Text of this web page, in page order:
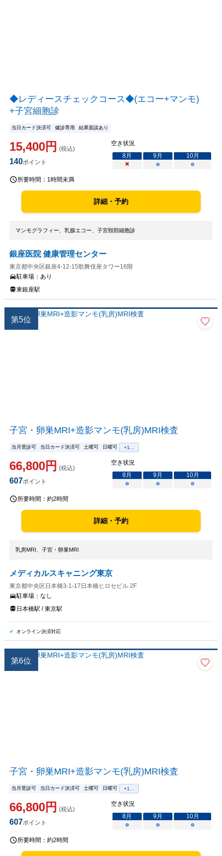
◆レディースチェックコース◆(エコー+マンモ)
+子宮細胞診
当日カード決済可 健診専用 結果面談あり
15,400円 (税込)
140ポイント
空き状況
8月 9月 10月
×
○ ○
所要時間： 1時間未満
詳細・予約
マンモグラフィー、乳腺エコー、子宮頸部細胞診
銀座医院 健康管理センター
東京都中央区銀座4-12-15歌舞伎座タワー16階
駐車場： あり
東銀座駅
第5位
子宮・卵巣MRI+造影マンモ(乳房)MRI検査
当月受診可 当日カード決済可 土曜可 日曜可 +1...
66,800円 (税込)
607ポイント
空き状況
8月 9月 10月
○
○ ○
所要時間： 約2時間
詳細・予約
乳房MRI、子宮・卵巣MRI
メディカルスキャニング東京
東京都中央区日本橋3-1-17日本橋ヒロセビル 2F
駐車場： なし
日本橋駅 / 東京駅
オンライン決済対応
第6位
子宮・卵巣MRI+造影マンモ(乳房)MRI検査
当月受診可 当日カード決済可 土曜可 日曜可 +1...
66,800円 (税込)
607ポイント
空き状況
8月 9月 10月
○
○ ○
所要時間： 約2時間